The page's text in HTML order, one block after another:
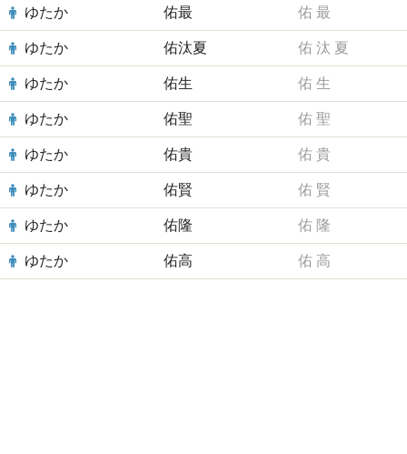
ゆたか 佑最 佑 最
ゆたか 佑汰夏 佑 汰 夏
ゆたか 佑生 佑 生
ゆたか 佑聖 佑 聖
ゆたか 佑貴 佑 貴
ゆたか 佑賢 佑 賢
ゆたか 佑隆 佑 隆
ゆたか 佑高 佑 高